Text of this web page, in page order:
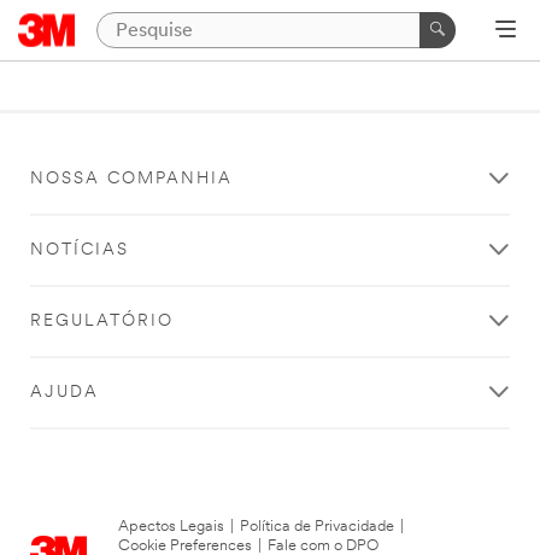
NOSSA COMPANHIA
NOTÍCIAS
REGULATÓRIO
AJUDA
Apectos Legais Política de Privacidade
Cookie Preferences
Fale com o DPO